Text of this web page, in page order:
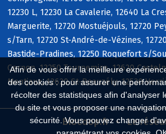
Afin de vous offrir la meilleure
des cookies : pour assurer une
récolter des statistiques afin d'analyser
du site et vous proposer une
sécurité. Vous pouvez changer
12230 L, 12230 La Cavalerie, 12640 La
Marguerite, 12720 Mostuéjouls, 12720
s/Tarn, 12720 St-André-de-Vézines,
Bastide-Pradines, 12250 Roquefort s/
Cernon, 12250 Tournemire, 12620
Montjaux, 12620 St-Beauzély, 12520
Biocoop.fr
Le